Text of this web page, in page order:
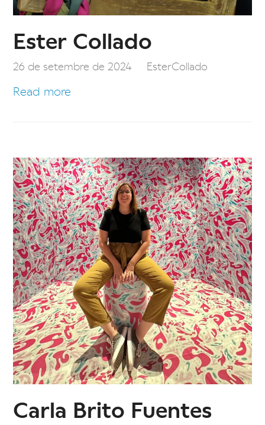
Ester Collado
26 de setembre de 2024 EsterCollado
Read more
Carla Brito Fuentes